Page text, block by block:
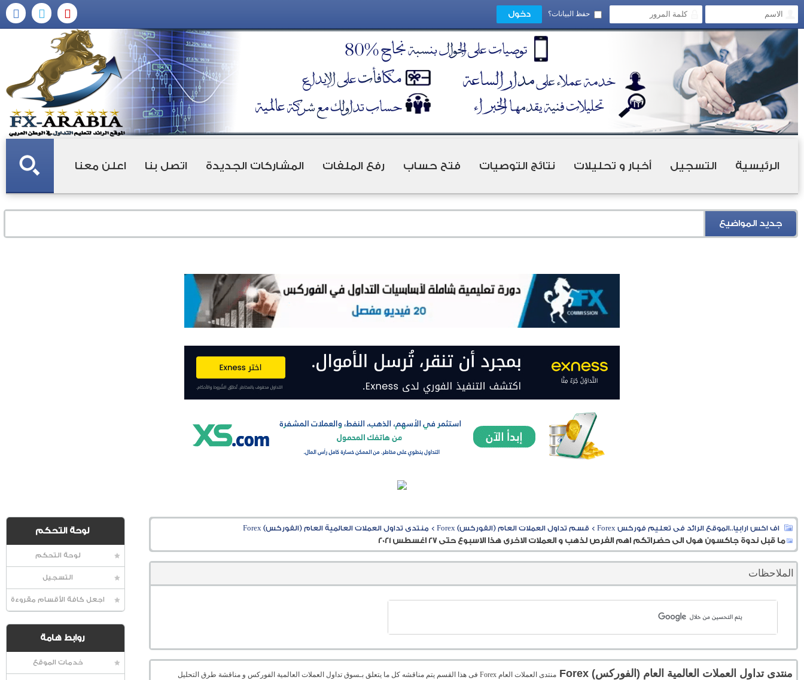
حفظ البيانات؟
الرئيسية التسجيل أخبار و تحليلات نتائج التوصيات فتح حساب رفع الملفات المشاركات الجديدة اتصل بنا اعلن معنا
جديد المواضيع
لوحة التحكم
لوحة التحكم
التسجيل
اجعل كافة الأقسام مقروءة
روابط هامة
خدمات الموقع
اف اكس ارابيا..الموقع الرائد فى تعليم فوركس Forex > قسم تداول العملات العام (الفوركس) Forex > منتدى تداول العملات العالمية العام (الفوركس) Forex
ما قبل ندوة جاكسون هول الى حضراتكم اهم الفرص لذهب و العملات الاخرى هذا الاسبوع حتى 27 اغسطس 2021
الملاحظات
منتدى تداول العملات العالمية العام (الفوركس) Forex
منتدى العملات العام Forex فى هذا القسم يتم مناقشه كل ما يتعلق بـسوق تداول العملات العالمية الفوركس و مناقشة طرق التحليل